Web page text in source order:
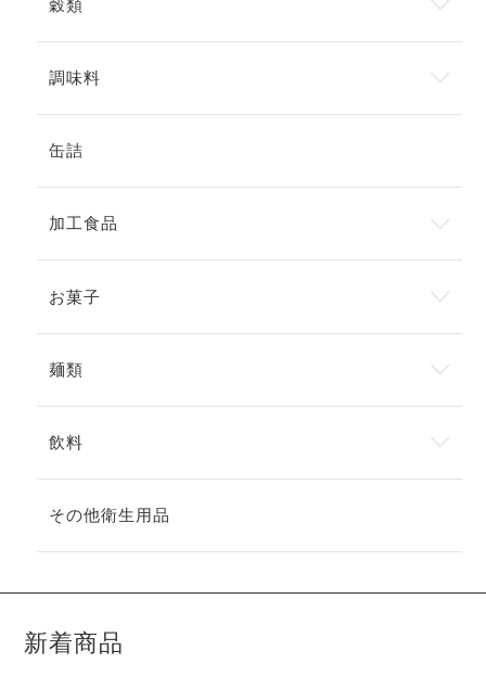
穀類
調味料
缶詰
加工食品
お菓子
麺類
飲料
その他衛生用品
新着商品